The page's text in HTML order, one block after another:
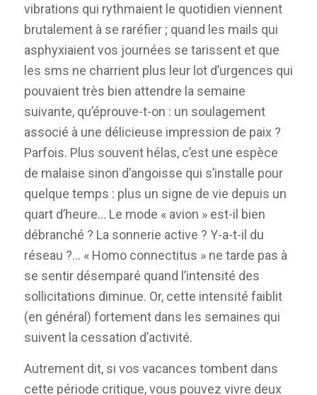
vibrations qui rythmaient le quotidien viennent
brutalement à se raréfier ; quand les mails qui
asphyxiaient vos journées se tarissent et que
les sms ne charrient plus leur lot d’urgences qui
pouvaient très bien attendre la semaine
suivante, qu’éprouve-t-on : un soulagement
associé à une délicieuse impression de paix ?
Parfois. Plus souvent hélas, c’est une espèce
de malaise sinon d’angoisse qui s’installe pour
quelque temps : plus un signe de vie depuis un
quart d’heure… Le mode « avion » est-il bien
débranché ? La sonnerie active ? Y-a-t-il du
réseau ?… « Homo connectitus » ne tarde pas à
se sentir désemparé quand l’intensité des
sollicitations diminue. Or, cette intensité faiblit
(en général) fortement dans les semaines qui
suivent la cessation d’activité.
Autrement dit, si vos vacances tombent dans
cette période critique, vous pouvez vivre deux